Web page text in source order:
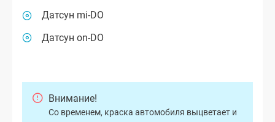
Датсун mi-DO
Датсун on-DO
Внимание!
Со временем, краска автомобиля выцветает и